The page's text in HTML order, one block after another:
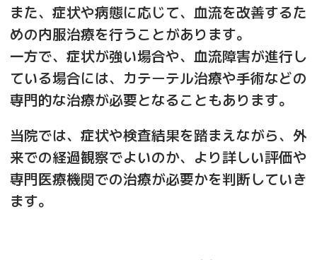
また、症状や病態に応じて、血流を改善するた
めの内服治療を行うことがあります。
一方で、症状が強い場合や、血流障害が進行し
ている場合には、カテーテル治療や手術などの
専門的な治療が必要となることもあります。
当院では、症状や検査結果を踏まえながら、外
来での経過観察でよいのか、より詳しい評価や
専門医療機関での治療が必要かを判断していき
ます。